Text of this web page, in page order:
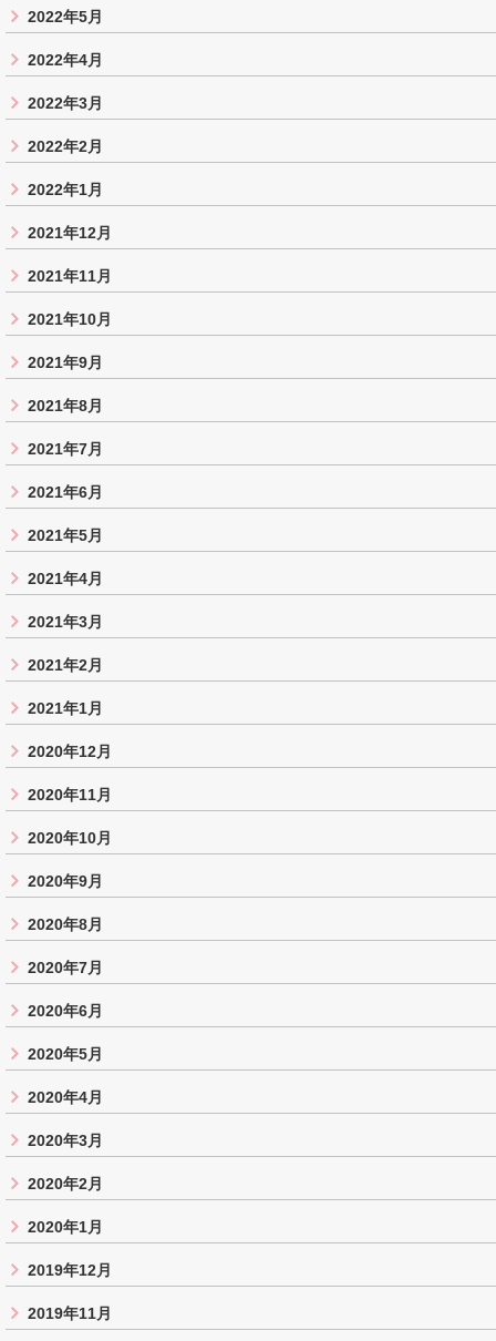
2022年5月
2022年4月
2022年3月
2022年2月
2022年1月
2021年12月
2021年11月
2021年10月
2021年9月
2021年8月
2021年7月
2021年6月
2021年5月
2021年4月
2021年3月
2021年2月
2021年1月
2020年12月
2020年11月
2020年10月
2020年9月
2020年8月
2020年7月
2020年6月
2020年5月
2020年4月
2020年3月
2020年2月
2020年1月
2019年12月
2019年11月